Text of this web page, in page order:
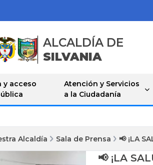
ALCALDÍA DE
SILVANIA
y acceso
Atención y Servicios
a la Ciudadanía
Alcaldía Sala de Prensa 📢 ¡LA
📢 ¡LA